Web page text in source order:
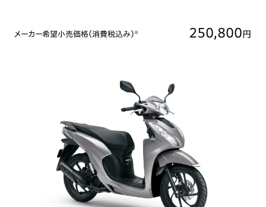
メーカー希望小売価格（消費税込み）※ 250,800円